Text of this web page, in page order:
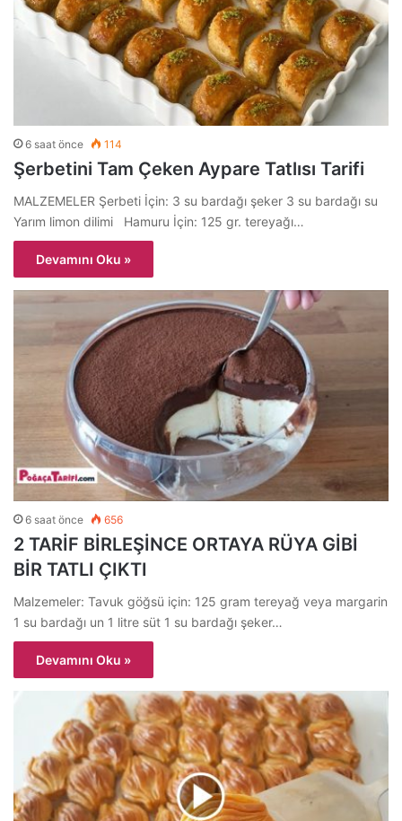
6 saat önce 114
Şerbetini Tam Çeken Aypare Tatlısı Tarifi
MALZEMELER Şerbeti İçin: 3 su bardağı şeker 3 su bardağı su
Yarım limon dilimi Hamuru İçin: 125 gr. tereyağı…
Devamını Oku »
6 saat önce 656
2 TARİF BİRLEŞİNCE ORTAYA RÜYA GİBİ
BİR TATLI ÇIKTI
Malzemeler: Tavuk göğsü için: 125 gram tereyağ veya margarin
1 su bardağı un 1 litre süt 1 su bardağı şeker…
Devamını Oku »